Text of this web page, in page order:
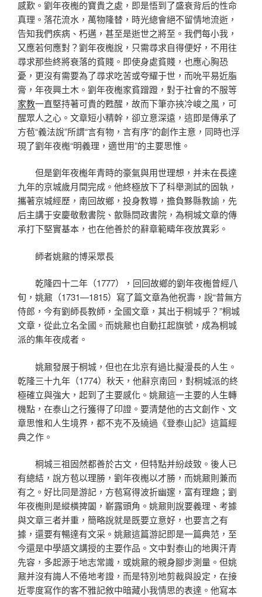
感歎。劉年夜櫆的寶貴之處，即是悟到了盛衰背后的性命
真理。落花流水，萬物隆替，時光總會絕不留情地流逝，
告知我們疾病、朽邁，甚至是逝世之將至。我們每小我，
又應若何應對？劉年夜櫆說，只需尋求自得便好，不用往
尋求那些終將衰落的貧賤。即使身處貧賤，也應心胸恐
憂，更沒有需要為了尋求吃苦或夸耀于世，而吮平易近脂
膏，年夜興土木。劉年夜櫆家貧蹭蹬，對于社會的不服等
家教一直堅持著可貴的甦醒，故而下筆亦挾冷峻之風，可
醒眾人之心。文章短小精幹，卻立意深遠，這即是傳承了
方苞“義法說”所謂“言有物，言有序”的創作主意，同時也浮
現了劉年夜櫆“明義理，適世用”的主要思惟。
但是劉年夜櫆年青時的豪氣與用世理想，并未在長達
九年的京城歲月間完成。他終極放下了科舉測試的固執，
攜著京城經歷，南回故鄉，投身教導，擔負黟縣教諭，先
后主講于安慶敬敷書院、歙縣問政書院，為桐城文章的傳
承打下堅實基本，也在他善於的辭章範疇年夜放異彩。
師者姚鼐的博采眾長
乾隆四十二年（1777），回回故鄉的劉年夜櫆曾經八
旬，姚鼐（1731—1815）寫了篇文章為他祝壽，說“昔無方
侍郎，今有劉師長教師，全國文章，其出于桐城乎？”桐城
文章，從此立名全國。而姚鼐也自動扛起旗號，成為桐城
派的集年夜成者。
姚鼐發展于桐城，但也在北京有過比擬漫長的人生。
乾隆三十九年（1774）秋天，他辭京南回，對桐城派的終
極確立與強大，起到了主要感化。姚鼐這一主要的人生轉
機點，在泰山之行獲得了印證。要清楚他的古文創作、文
章思惟和人生境界，都不克不及繞過《登泰山記》這篇經
典之作。
桐城三祖固然都善於古文，但特點并紛歧致。後人已
有總結，說方苞以理勝，劉年夜櫆以才勝，而姚鼐則兼而
有之。好比同是游記，方苞寫得波折幽邃，富有理趣；劉
年夜櫆則是縱橫捭闔，嶄露頭角。姚鼐則說要義理、考據
與文章三者并重，簡略說就是既要立意好，也要言之有
據，還要有暢達有文采。姚鼐這篇游記即是一篇典范，至
今還是中學語文講授的主要作品。文中對泰山的地輿汗青
先容，多起源于地志常識，或姚鼐的親身腳步測量。但姚
鼐并沒有誨人不倦地考證，而是特別地剪裁與設定，在接
近零度寫作的客不雅記敘中暗藏小我情思的表達。他寫本